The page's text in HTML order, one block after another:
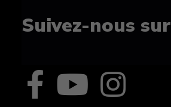
Suivez-nous sur